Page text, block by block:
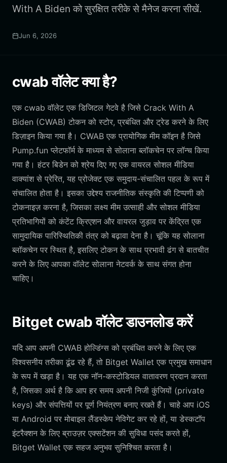
With A Biden को सुरक्षित तरीके से मैनेज करना सीखें.
Jun 6, 2026
cwab वॉलेट क्या है?
एक cwab वॉलेट एक डिजिटल गेटवे है जिसे Crack With A
Biden (CWAB) टोकन को स्टोर, प्रबंधित और ट्रेड करने के लिए
डिज़ाइन किया गया है। CWAB एक प्रायोगिक मीम कॉइन है जिसे
Pump.fun प्लेटफॉर्म के माध्यम से सोलाना ब्लॉकचेन पर लॉन्च किया
गया है। हंटर बिडेन को श्रेय दिए गए एक वायरल सोशल मीडिया
वाक्यांश से प्रेरित, यह प्रोजेक्ट एक समुदाय-संचालित पहल के रूप में
संचालित होता है। इसका उद्देश्य राजनीतिक संस्कृति की टिप्पणी को
टोकनाइज़ करना है, जिसका लक्ष्य मीम उत्साही और सोशल मीडिया
प्रतिभागियों को कंटेंट क्रिएशन और वायरल जुड़ाव पर केंद्रित एक
सामुदायिक पारिस्थितिकी तंत्र को बढ़ावा देना है। चूंकि यह सोलाना
ब्लॉकचेन पर स्थित है, इसलिए टोकन के साथ प्रभावी ढंग से बातचीत
करने के लिए आपका वॉलेट सोलाना नेटवर्क के साथ संगत होना
चाहिए।
Bitget cwab वॉलेट डाउनलोड करें
यदि आप अपनी CWAB होल्डिंग्स को प्रबंधित करने के लिए एक
विश्वसनीय तरीका ढूंढ रहे हैं, तो Bitget Wallet एक प्रमुख समाधान
के रूप में खड़ा है। यह एक नॉन-कस्टोडियल वातावरण प्रदान करता
है, जिसका अर्थ है कि आप हर समय अपनी निजी कुंजियों (private
keys) और संपत्तियों पर पूर्ण नियंत्रण बनाए रखते हैं। चाहे आप iOS
या Android पर मोबाइल लैंडस्केप नेविगेट कर रहे हों, या डेस्कटॉप
इंटरैक्शन के लिए ब्राउज़र एक्सटेंशन की सुविधा पसंद करते हों,
Bitget Wallet एक सहज अनुभव सुनिश्चित करता है।